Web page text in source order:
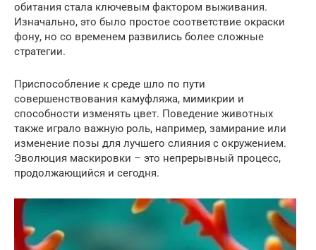
обитания стала ключевым фактором выживания.
Изначально, это было простое соответствие окраски
фону, но со временем развились более сложные
стратегии.
Приспособление к среде шло по пути
совершенствования камуфляжа, мимикрии и
способности изменять цвет. Поведение животных
также играло важную роль, например, замирание или
изменение позы для лучшего слияния с окружением.
Эволюция маскировки – это непрерывный процесс,
продолжающийся и сегодня.